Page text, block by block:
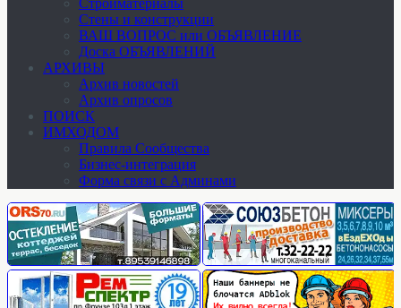
Стены и конструкции
ВАШ ВОПРОС или ОБЪЯВЛЕНИЕ
Доска ОБЪЯВЛЕНИЙ
АРХИВЫ
Архив новостей
Архив опросов
ПОИСК
ИМХОДОМ
Правила Сообщества
Бизнес-интеграция
Форма связи с Админами